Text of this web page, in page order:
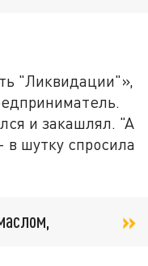
"Ликвидации"»,
и закашлял. "А
шутку спросила